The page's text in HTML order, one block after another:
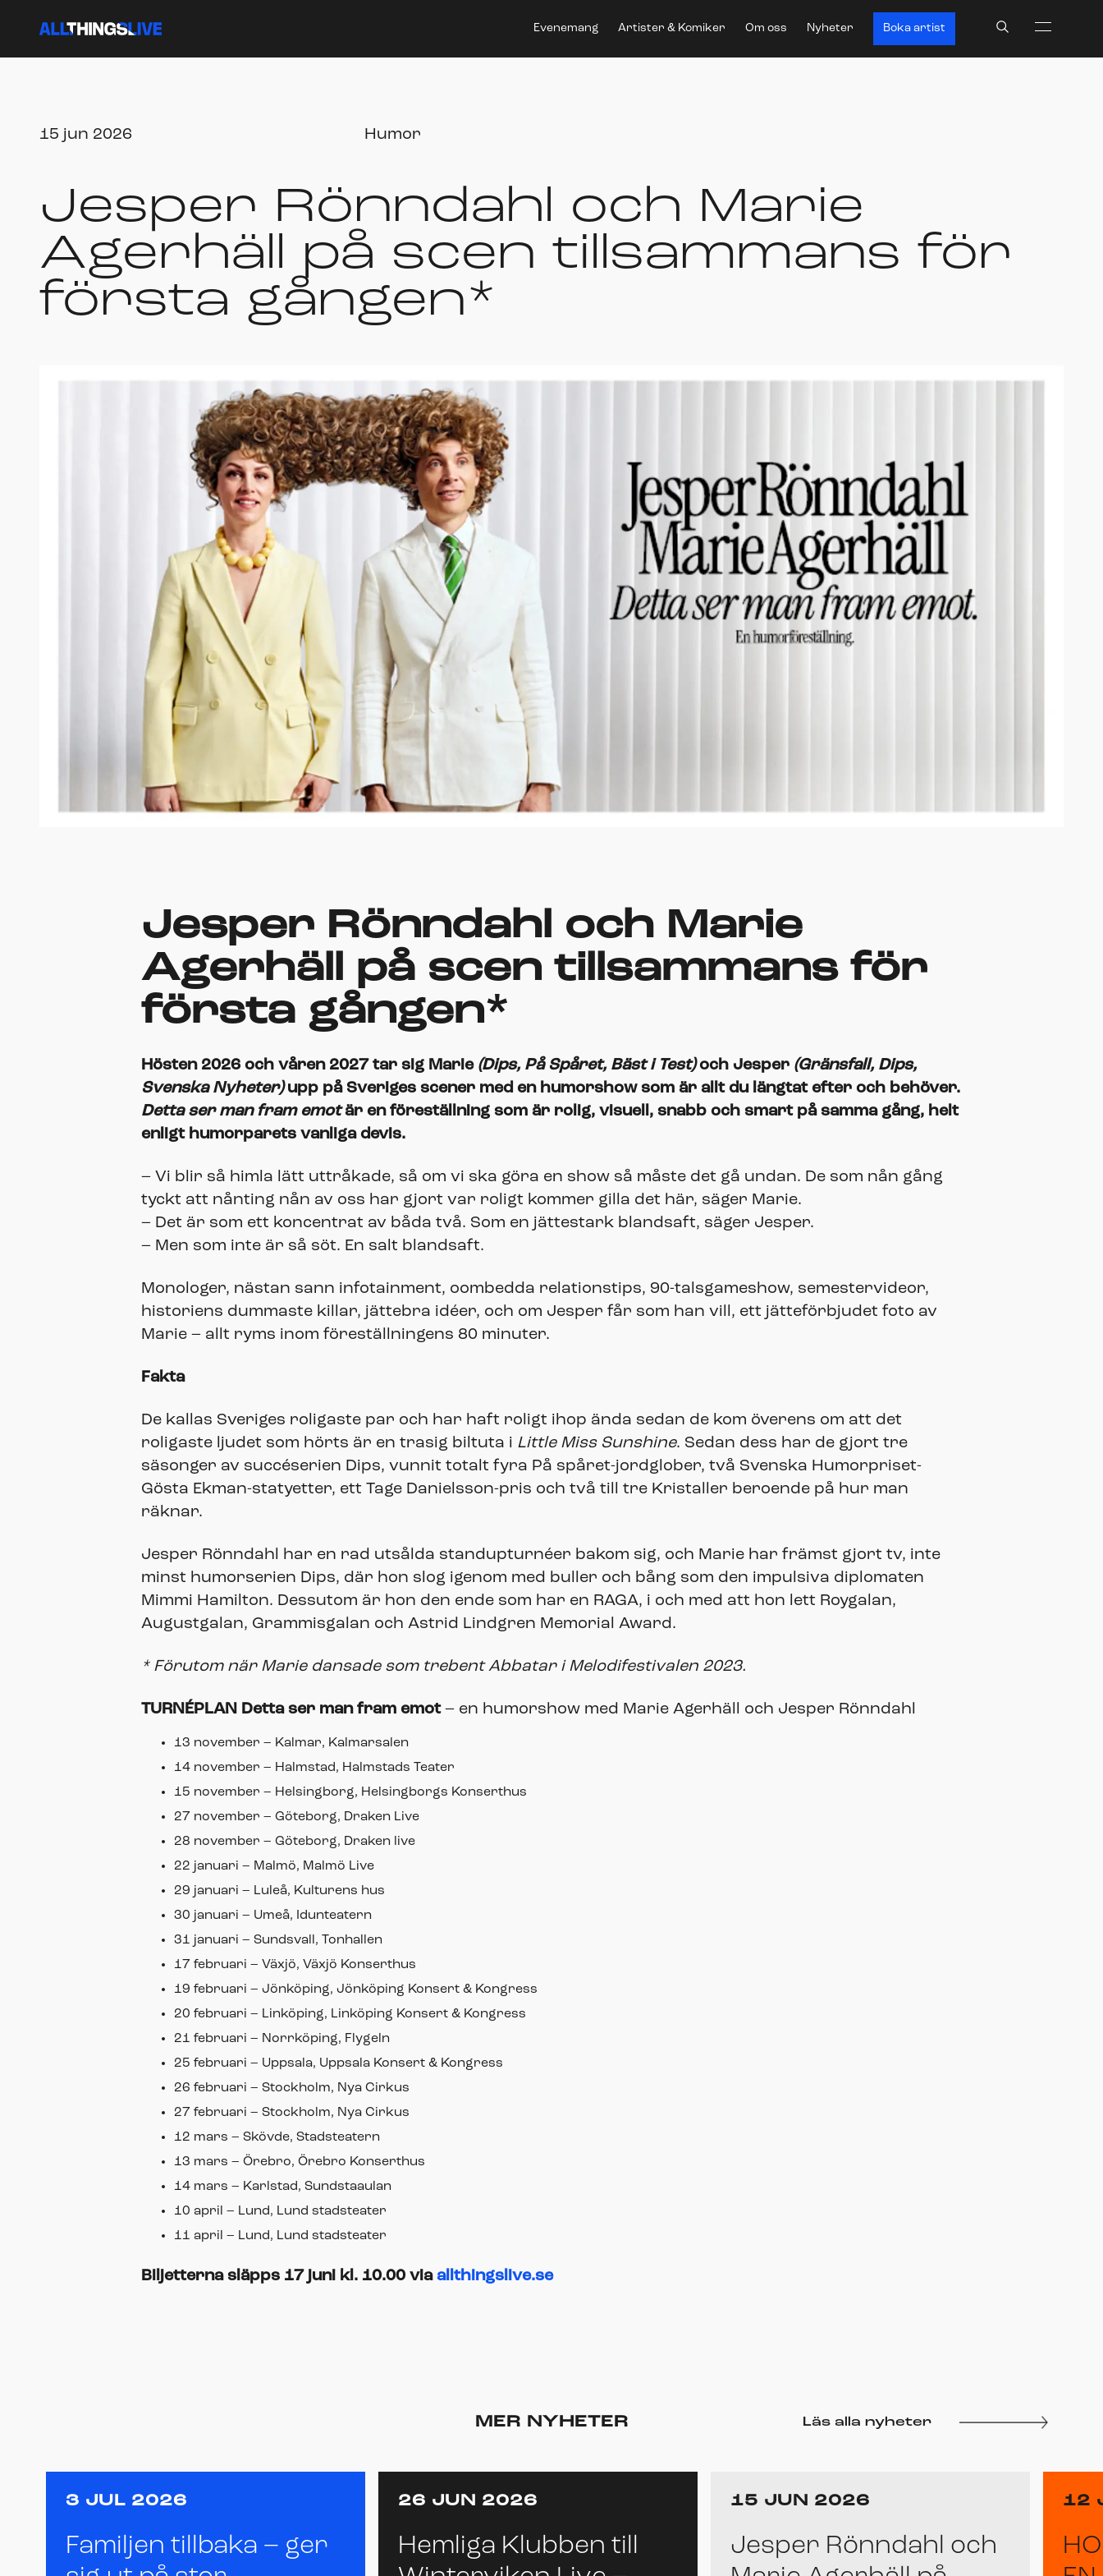
Evenemang Artister & Komiker Om oss Nyheter Boka artist
15 jun 2026 Humor
Jesper Rönndahl och Marie
Agerhäll på scen tillsammans för
första gången*
Jesper Rönndahl och Marie
Agerhäll på scen tillsammans för
första gången*
Hösten 2026 och våren 2027 tar sig Marie (Dips, På Spåret, Bäst i Test)och Jesper (Gränsfall, Dips,
Svenska Nyheter)upp på Sveriges scener med en humorshow som är allt du längtat efter och behöver.
Detta ser man fram emotär en föreställning som är rolig, visuell, snabb och smart på samma gång, helt
enligt humorparets vanliga devis.
– Vi blir så himla lätt uttråkade, så om vi ska göra en show så måste det gå undan. De som nån gång
tyckt att nånting nån av oss har gjort var roligt kommer gilla det här, säger Marie.
– Det är som ett koncentrat av båda två. Som en jättestark blandsaft, säger Jesper.
– Men som inte är så söt. En salt blandsaft.
Monologer, nästan sann infotainment, oombedda relationstips, 90-talsgameshow, semestervideor,
historiens dummaste killar, jättebra idéer, och om Jesper får som han vill, ett jätteförbjudet foto av
Marie – allt ryms inom föreställningens 80 minuter.
Fakta
De kallas Sveriges roligaste par och har haft roligt ihop ända sedan de kom överens om att det
roligaste ljudet som hörts är en trasig biltuta i Little Miss Sunshine. Sedan dess har de gjort tre
säsonger av succéserien Dips, vunnit totalt fyra På spåret-jordglober, två Svenska Humorpriset-
Gösta Ekman-statyetter, ett Tage Danielsson-pris och två till tre Kristaller beroende på hur man
räknar.
Jesper Rönndahl har en rad utsålda standupturnéer bakom sig, och Marie har främst gjort tv, inte
minst humorserien Dips, där hon slog igenom med buller och bång som den impulsiva diplomaten
Mimmi Hamilton. Dessutom är hon den ende som har en RAGA, i och med att hon lett Roygalan,
Augustgalan, Grammisgalan och Astrid Lindgren Memorial Award.
* Förutom när Marie dansade som trebent Abbatar i Melodifestivalen 2023.
TURNÉPLAN Detta ser man fram emot – en humorshow med Marie Agerhäll och Jesper Rönndahl
13 november – Kalmar, Kalmarsalen
14 november – Halmstad, Halmstads Teater
15 november – Helsingborg, Helsingborgs Konserthus
27 november – Göteborg, Draken Live
28 november – Göteborg, Draken live
22 januari – Malmö, Malmö Live
29 januari – Luleå, Kulturens hus
30 januari – Umeå, Idunteatern
31 januari – Sundsvall, Tonhallen
17 februari – Växjö, Växjö Konserthus
19 februari – Jönköping, Jönköping Konsert & Kongress
20 februari – Linköping, Linköping Konsert & Kongress
21 februari – Norrköping, Flygeln
25 februari – Uppsala, Uppsala Konsert & Kongress
26 februari – Stockholm, Nya Cirkus
27 februari – Stockholm, Nya Cirkus
12 mars – Skövde, Stadsteatern
13 mars – Örebro, Örebro Konserthus
14 mars – Karlstad, Sundstaaulan
10 april – Lund, Lund stadsteater
11 april – Lund, Lund stadsteater
Biljetterna släpps 17 juni kl. 10.00 via allthingslive.se
MER NYHETER Läs alla nyheter
3 JUL 2026
Familjen tillbaka – ger
26 JUN 2026
Hemliga Klubben till
15 JUN 2026
Jesper Rönndahl och
12